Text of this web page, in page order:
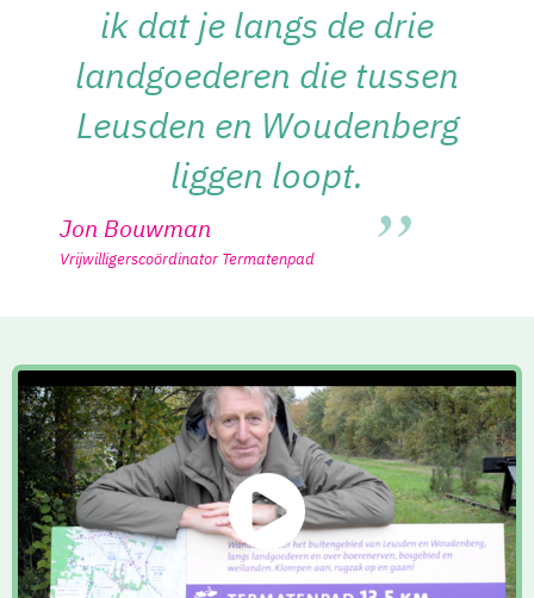
ik dat je langs de drie
landgoederen die tussen
Leusden en Woudenberg
liggen loopt.
Jon Bouwman
Vrijwilligerscoördinator Termatenpad